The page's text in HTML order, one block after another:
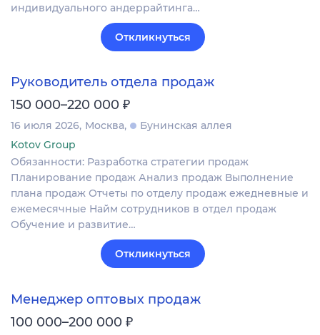
индивидуального андеррайтинга…
Откликнуться
Руководитель отдела продаж
150 000–220 000 ₽
16 июля 2026 Москва
Бунинская аллея
Kotov Group
Обязанности: Разработка стратегии продаж
Планирование продаж Анализ продаж Выполнение
плана продаж Отчеты по отделу продаж ежедневные и
ежемесячные Найм сотрудников в отдел продаж
Обучение и развитие…
Откликнуться
Менеджер оптовых продаж
100 000–200 000 ₽